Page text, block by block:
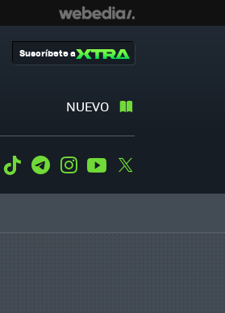
NUEVO
Suscríbete a
WhatsApp
Tiktok TelegramInstagramYoutube